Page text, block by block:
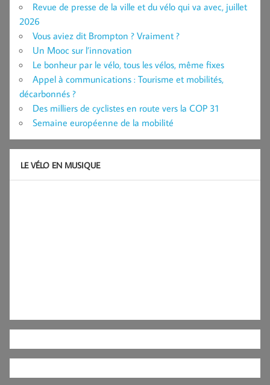
Revue de presse de la ville et du vélo qui va avec, juillet
2026
Vous aviez dit Brompton ? Vraiment ?
Un Mooc sur l’innovation
Le bonheur par le vélo, tous les vélos, même fixes
Appel à communications : Tourisme et mobilités,
décarbonnés ?
Des milliers de cyclistes en route vers la COP 31
Semaine européenne de la mobilité
LE VÉLO EN MUSIQUE